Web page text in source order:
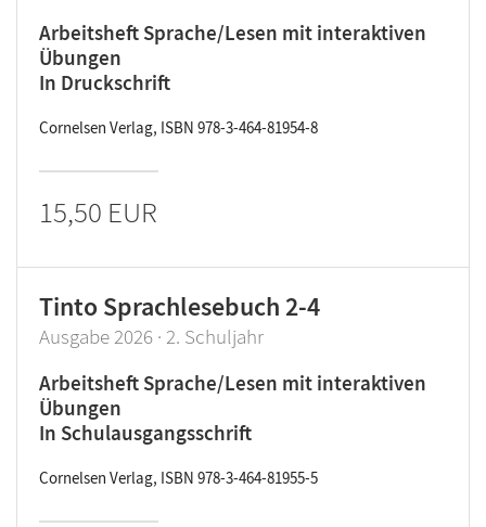
Arbeitsheft Sprache/Lesen mit interaktiven
Übungen
In Druckschrift
Cornelsen Verlag, ISBN 978-3-464-81954-8
15,50 EUR
Tinto Sprachlesebuch 2-4
Ausgabe 2026 · 2. Schuljahr
Arbeitsheft Sprache/Lesen mit interaktiven
Übungen
In Schulausgangsschrift
Cornelsen Verlag, ISBN 978-3-464-81955-5